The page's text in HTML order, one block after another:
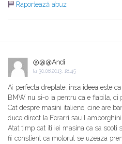
Raportează abuz
@@@Andi
la 30.08.2013, 18:45
Ai perfecta dreptate, insa ideea este
BMW nu si-o ia pentru ca e fiabila, ci
Cat despre masini italiene, cine are
duce direct la Ferarri sau
Atat timp cat iti iei masina ca sa scoti
fii constient ca motorul se uzeaza